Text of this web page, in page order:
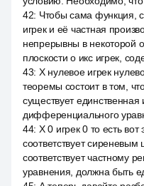
42: Чтобы сама функция,
игрек и её частная
непрерывны в некоторой
плоскости о икс игрек,
43: X нулевое игрек
теоремы состоит в том,
существует единственная
дифференциального
44: X 0 игрек 0 то есть
соответствует
соответствует частному
уравнения, должна быть